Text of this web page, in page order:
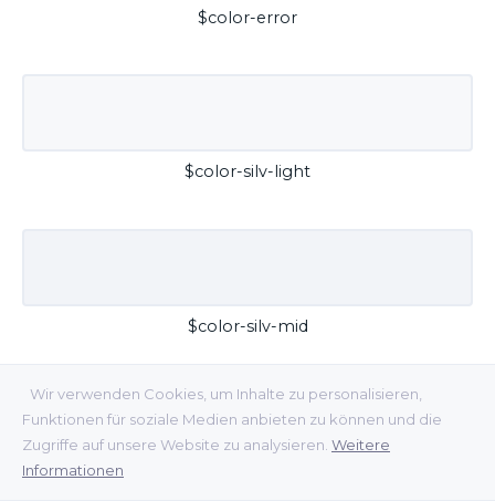
Wir verwenden Cookies, um Inhalte zu personalisieren,
Funktionen für soziale Medien anbieten zu können und die
Zugriffe auf unsere Website zu analysieren. Weitere
Informationen
$color-error
$color-silv-light
$color-silv-mid